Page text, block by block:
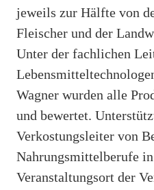
jeweils zur Hälfte von
Fleischer und der
Unter der fachlichen
Wagner wurden alle
und bewertet.
Verkostungsleiter von
Nahrungsmittelberufe
Veranstaltungsort der